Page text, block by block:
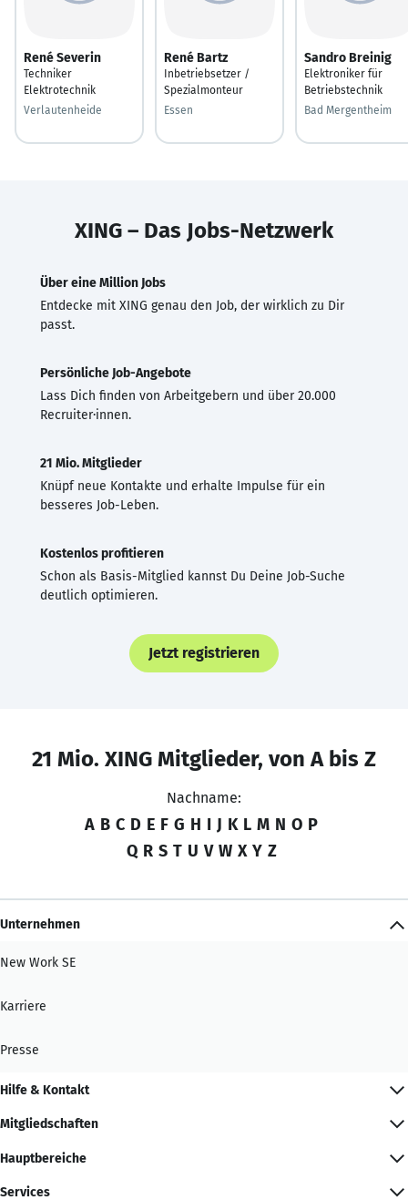
René Severin
Techniker
Elektrotechnik
Verlautenheide
René Bartz
Inbetriebsetzer /
Spezialmonteur
Essen
Sandro Breinig
Elektroniker für
Betriebstechnik
Bad Mergentheim
XING – Das Jobs-Netzwerk
Über eine Million Jobs
Entdecke mit XING genau den Job, der wirklich zu Dir
passt.
Persönliche Job-Angebote
Lass Dich finden von Arbeitgebern und über 20.000
Recruiter·innen.
21 Mio. Mitglieder
Knüpf neue Kontakte und erhalte Impulse für ein
besseres Job-Leben.
Kostenlos profitieren
Schon als Basis-Mitglied kannst Du Deine Job-Suche
deutlich optimieren.
Jetzt registrieren
21 Mio. XING Mitglieder, von A bis Z
Nachname:
A B C D E F G H I J K L M N O P
Q R S T U V W X Y Z
Unternehmen
New Work SE
Karriere
Presse
Hilfe & Kontakt
Mitgliedschaften
Hauptbereiche
Services